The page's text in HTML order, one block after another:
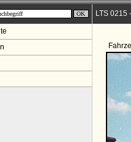
LTS 0215